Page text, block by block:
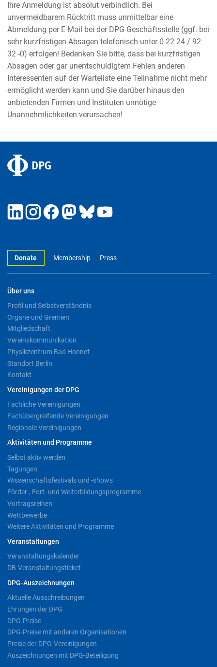
Ihre Anmeldung ist absolut verbindlich. Bei
unvermeidbarem Rücktritt muss unmittelbar eine
Abmeldung per E-Mail bei der DPG-Geschäftsstelle (ggf. bei
sehr kurzfristigen Absagen telefonisch unter 0 22 24 / 92
32 -0) erfolgen! Bedenken Sie bitte, dass bei kurzfristigen
Absagen oder gar unentschuldigtem Fehlen anderen
Interessenten auf der Warteliste eine Teilnahme nicht mehr
ermöglicht werden kann und Sie darüber hinaus den
anbietenden Firmen und Instituten unnötige
Unannehmlichkeiten verursachen!
Donate Membership Press
Über uns
Profil und Selbstverständnis
Organe und Gremien
Mitgliedschaft
Vereinskommunikation
Physikzentrum Bad Honnef
Standort Berlin
Kontakt
Vereinigungen der DPG
Fachliche Vereinigungen
Fachübergreifende Vereinigungen
Regionale Vereinigungen
Aktivitäten und Programme
Selbst aktiv werden
Tagungen
Wissenschaftsfestivals und -shows
Förder-, Fort- und Weiterbildungsprogramme
Vortragsreihen
Wettbewerbe
Weitere Aktivitäten und Programme
Veranstaltungen
Veranstaltungskalender
DB-Veranstaltungsticket
DPG-Auszeichnungen
Aktuelle Ausschreibungen
Ehrungen der DPG
DPG-Preise
DPG-Preise mit anderen Organisationen
Preise der DPG-Vereinigungen
Auszeichnungen mit DPG-Beteiligung